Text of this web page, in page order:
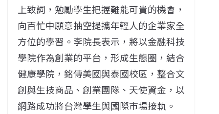
上致詞，勉勵學生把握難能可貴的機會，
向百忙中願意抽空提攜年輕人的企業家全
方位的學習。李院長表示，將以金融科技
學院作為創業的平台，形成生態圈，結合
健康學院，銘傳美國與泰國校區，整合文
創與生技商品、創業團隊、天使資金，以
網路成功將台灣學生與國際市場接軌。